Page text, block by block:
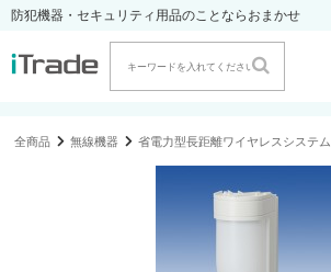
防犯機器・セキュリティ用品のことならおまかせ
全商品 無線機器 省電力型長距離ワイヤレスシステム